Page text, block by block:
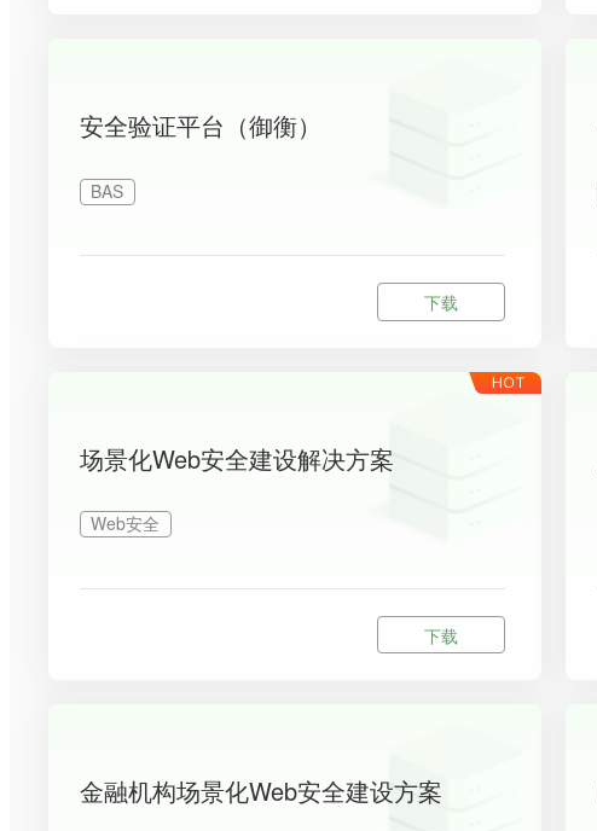
安全验证平台（御衡）
BAS
下载
场景化Web安全建设解决方案
Web安全
下载
金融机构场景化Web安全建设方案